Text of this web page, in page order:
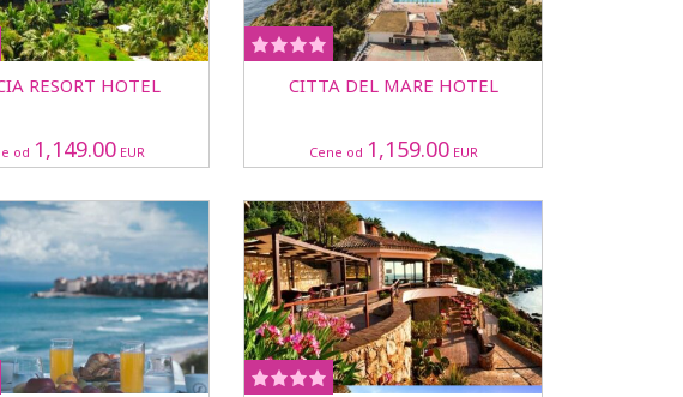
RESORT HOTEL
od 1,149.00 EUR
CITTA DEL MARE HOTEL
Cene od 1,159.00EUR